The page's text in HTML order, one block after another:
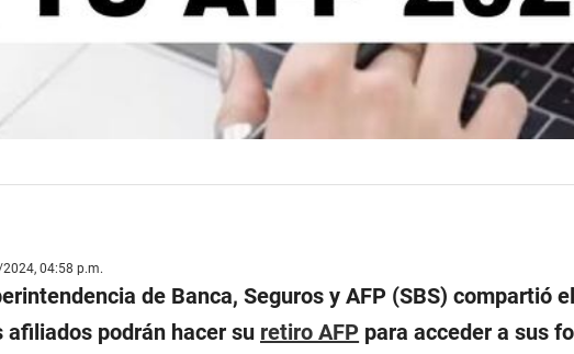
04:58 p.m.
de Banca, Seguros y AFP (SBS) compartió
afiliados podrán hacer su retiro AFP para acceder a sus